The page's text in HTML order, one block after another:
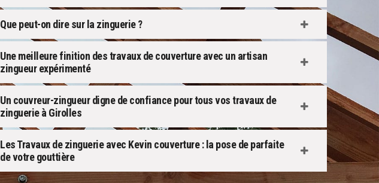
Que peut-on dire sur la zinguerie ?
Une meilleure finition des travaux de couverture avec un artisan
zingueur expérimenté
Un couvreur-zingueur digne de confiance pour tous vos travaux de
zinguerie à Girolles
Les Travaux de zinguerie avec Kevin couverture : la pose de parfaite
de votre gouttière